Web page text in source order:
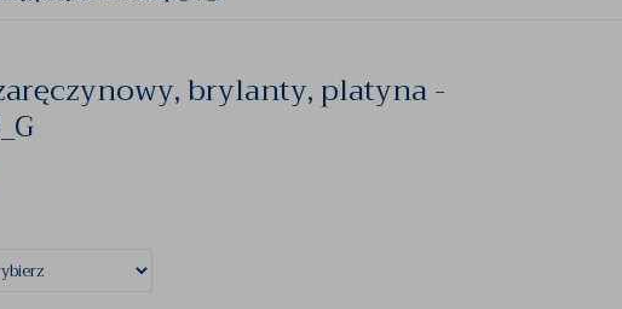
brylanty, platyna -